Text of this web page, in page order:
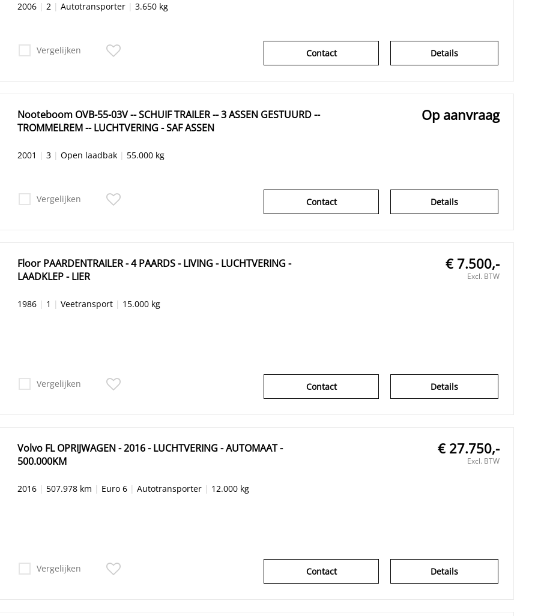
2006 |2 |Autotransporter |3.650 kg
Vergelijken Details
Contact
Nooteboom OVB-55-03V -- SCHUIF TRAILER -- 3 ASSEN GESTUURD --
TROMMELREM -- LUCHTVERING - SAF ASSEN
2001 |3 |Open laadbak | 55.000 kg
Op aanvraag
Vergelijken Details
Contact
Floor PAARDENTRAILER - 4 PAARDS - LIVING - LUCHTVERING -
LAADKLEP - LIER
1986 | 1 |Veetransport | 15.000 kg
€ 7.500,-
Excl. BTW
Vergelijken Details
Contact
Volvo FL OPRIJWAGEN - 2016 - LUCHTVERING - AUTOMAAT -
500.000KM
2016 | 507.978 km | Euro 6 |Autotransporter | 12.000 kg
€ 27.750,-
Excl. BTW
Vergelijken Details
Contact